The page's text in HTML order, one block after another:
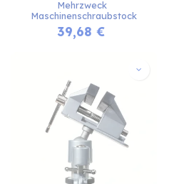
Mehrzweck
Maschinenschraubstock
39,68 €